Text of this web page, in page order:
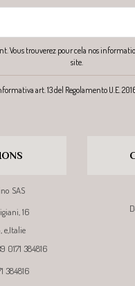
Vous trouverez pour cela nos
site.
art. 13 del Regolamento U.E.
SAS
16
e,Italie
0171 384816
384816